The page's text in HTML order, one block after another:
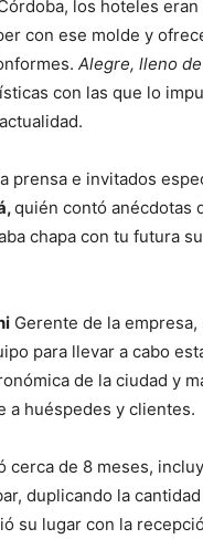
los hoteles
con ese molde y
Alegre, lleno
con las que lo
prensa e invitados
quién contó anécdotas
chapa con tu futura
Gerente de la
para llevar a cabo
de la ciudad y
a huéspedes y clientes.
cerca de 8 meses,
duplicando la
su lugar con la